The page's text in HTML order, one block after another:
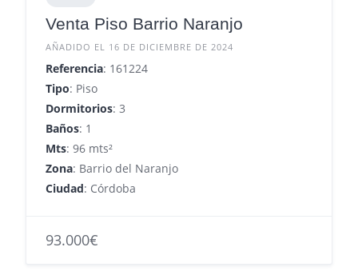
Venta Piso Barrio Naranjo
AÑADIDO EL 16 DE DICIEMBRE DE 2024
Referencia: 161224
Tipo: Piso
Dormitorios: 3
Baños: 1
Mts: 96 mts²
Zona: Barrio del Naranjo
Ciudad: Córdoba
93.000€